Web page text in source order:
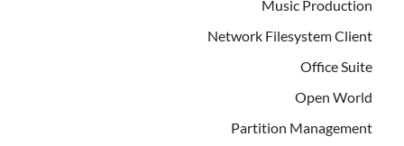
Music Production
Network Filesystem Client
Office Suite
Open World
Partition Management